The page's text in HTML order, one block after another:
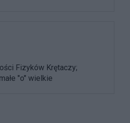
Fizyków Krętaczy;
"o" wielkie